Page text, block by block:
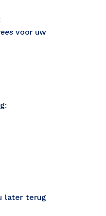
voor uw
later terug